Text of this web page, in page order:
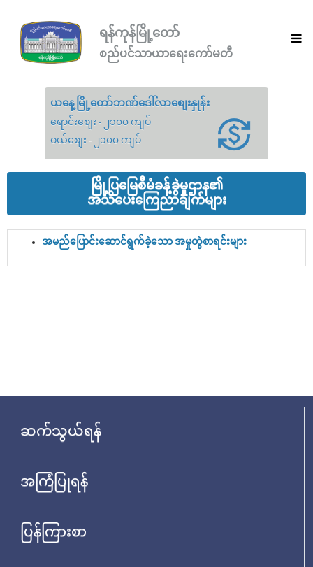
ရန်ကုန်မြို့တော်
စည်ပင်သာယာရေးကော်မတီ
ယနေ့မြို့တော်ဘဏ်ဒေါ်လာစျေးနှုန်း
ရောင်းစျေး - ၂၁၀၀ ကျပ်
ဝယ်စျေး - ၂၁၀၀ ကျပ်
မြို့ပြမြေစီမံခန့်ခွဲမှုဌာန၏
အသိပေးကြေညာချက်များ
အမည်ပြောင်းဆောင်ရွက်ခဲ့သော အမှုတွဲစာရင်းများ
ဆက်သွယ်ရန်
အကြံပြုရန်
ပြန်ကြားစာ